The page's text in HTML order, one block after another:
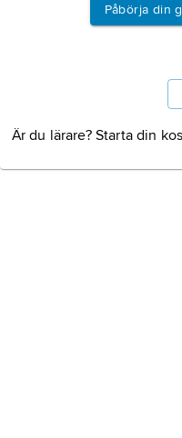
Information
Påbörja din
Är du lärare? Starta din